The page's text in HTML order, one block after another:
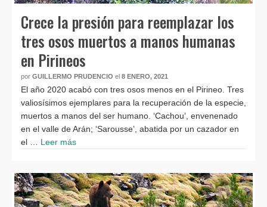
Crece la presión para reemplazar los
tres osos muertos a manos humanas
en Pirineos
por GUILLERMO PRUDENCIO el 8 ENERO, 2021
El año 2020 acabó con tres osos menos en el Pirineo. Tres
valiosísimos ejemplares para la recuperación de la especie,
muertos a manos del ser humano. ‘Cachou’, envenenado
en el valle de Arán; ‘Sarousse’, abatida por un cazador en
el … Leer más